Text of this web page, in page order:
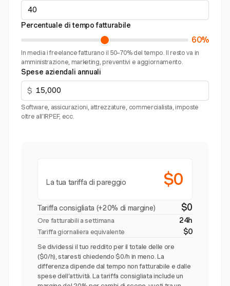
Percentuale di tempo fatturabile
60%
In media i freelance fatturano il 50–70% del tempo. Il resto va in
amministrazione, marketing, preventivi e aggiornamento.
Spese aziendali annuali
$
Software, assicurazioni, attrezzature, commercialista, imposte
oltre all’IRPEF, ecc.
La tua tariffa di pareggio $0
Tariffa consigliata (+20% di margine) $0
Ore fatturabili a settimana 24h
Tariffa giornaliera equivalente $0
Se dividessi il tuo reddito per il totale delle ore
($0/h), staresti chiedendo $0/h in meno. La
differenza dipende dal tempo non fatturabile e dalle
spese dell’attività. La tariffa consigliata include un